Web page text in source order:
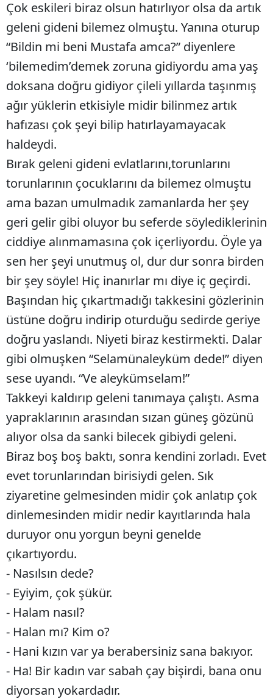
Hakkari
Isparta
Mersin
İstanbul
Kars
Kastamonu
Kırklareli
Kırşehir
Kocaeli
Konya
Kütahya
Malatya
Kahramanmaraş
Mardin
Muğla
Nevşehir
Niğde
Çok eskileri biraz olsun hatırlıyor olsa da artık
geleni gideni bilemez olmuştu. Yanına oturup
“Bildin mi beni Mustafa amca?” diyenlere
‘bilemedim’demek zoruna gidiyordu ama yaş
doksana doğru gidiyor çileli yıllarda taşınmış
ağır yüklerin etkisiyle midir bilinmez artık
hafızası çok şeyi bilip hatırlayamayacak
haldeydi.
Bırak geleni gideni evlatlarını,torunlarını
torunlarının çocuklarını da bilemez olmuştu
ama bazan umulmadık zamanlarda her şey
geri gelir gibi oluyor bu seferde söylediklerinin
ciddiye alınmamasına çok içerliyordu. Öyle ya
sen her şeyi unutmuş ol, dur dur sonra birden
bir şey söyle! Hiç inanırlar mı diye iç geçirdi.
Başından hiç çıkartmadığı takkesini gözlerinin
üstüne doğru indirip oturduğu sedirde geriye
doğru yaslandı. Niyeti biraz kestirmekti. Dalar
gibi olmuşken “Selamünaleyküm dede!” diyen
sese uyandı. “Ve aleykümselam!”
Takkeyi kaldırıp geleni tanımaya çalıştı. Asma
yapraklarının arasından sızan güneş gözünü
alıyor olsa da sanki bilecek gibiydi geleni.
Biraz boş boş baktı, sonra kendini zorladı. Evet
evet torunlarından birisiydi gelen. Sık
ziyaretine gelmesinden midir çok anlatıp çok
dinlemesinden midir nedir kayıtlarında hala
duruyor onu yorgun beyni genelde
çıkartıyordu.
- Nasılsın dede?
- Eyiyim, çok şükür.
- Halam nasıl?
- Halan mı? Kim o?
- Hani kızın var ya berabersiniz sana bakıyor.
- Ha! Bir kadın var sabah çay bişirdi, bana onu
diyorsan yokardadır.